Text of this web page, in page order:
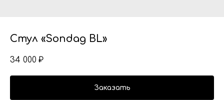
Стул «Sondag BL»
34 000 ₽
Заказать